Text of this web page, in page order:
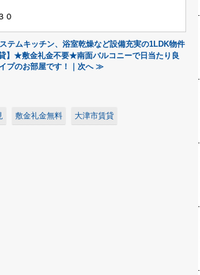
０
ムキッチン、浴室乾燥など設備充実の1LDK物件
貸】★敷金礼金不要★南面バルコニーで日当たり良
プのお部屋です！｜次へ ≫
敷金礼金無料 大津市賃貸